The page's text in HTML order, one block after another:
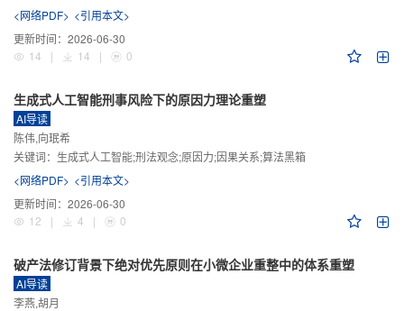
<网络PDF> <引用本文>
更新时间： 2026-06-30
14
| 14 | 0
生成式人工智能刑事风险下的原因力理论重塑
AI导读
陈伟,向珉希
关键词： 生成式人工智能;刑法观念;原因力;因果关系;算法黑箱
<网络PDF> <引用本文>
更新时间： 2026-06-30
12
| 4 | 0
破产法修订背景下绝对优先原则在小微企业重整中的体系重塑
AI导读
李燕,胡月